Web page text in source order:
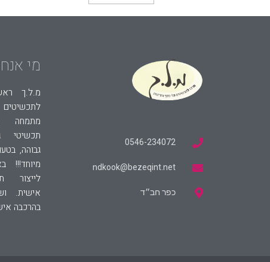
0546-234072
ndkook@bezeqint.net
כפר חב״ד
מי
מ.ל.ך
מתמחה
תכשיטי
גבוהה,
מיוחד!!!
לייצור
אישית.
בהרכבה